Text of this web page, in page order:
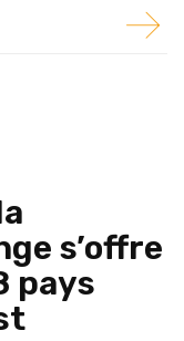
s’offre
pays